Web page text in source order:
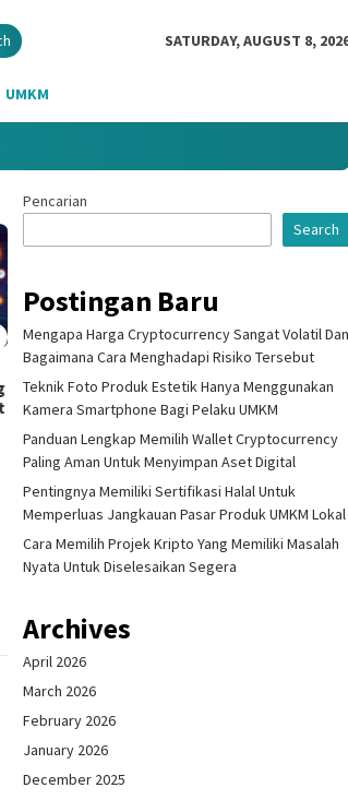
SATURDAY, AUGUST 8,
UMKM
Pentingnya Memiliki
Sertifikasi Halal Untuk
Memperluas Jangkauan Pasar
Cara
Yang
Untuk
Pencarian
Search
Postingan Baru
Mengapa Harga Cryptocurrency Sangat Volatil Dan
Bagaimana Cara Menghadapi Risiko Tersebut
Teknik Foto Produk Estetik Hanya Menggunakan
Kamera Smartphone Bagi Pelaku UMKM
Panduan Lengkap Memilih Wallet Cryptocurrency
Paling Aman Untuk Menyimpan Aset Digital
Pentingnya Memiliki Sertifikasi Halal Untuk
Memperluas Jangkauan Pasar Produk UMKM Lokal
Cara Memilih Projek Kripto Yang Memiliki Masalah
Nyata Untuk Diselesaikan Segera
Archives
April 2026
March 2026
February 2026
January 2026
December 2025